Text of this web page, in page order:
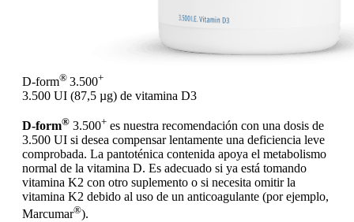
D-form® 3.500+
3.500 UI (87,5 µg) de vitamina D3
D-form® 3.500+ es nuestra recomendación con una dosis de
3.500 UI si desea compensar lentamente una deficiencia leve
comprobada. La pantoténica contenida apoya el metabolismo
normal de la vitamina D. Es adecuado si ya está tomando
vitamina K2 con otro suplemento o si necesita omitir la
vitamina K2 debido al uso de un anticoagulante (por ejemplo,
Marcumar®).